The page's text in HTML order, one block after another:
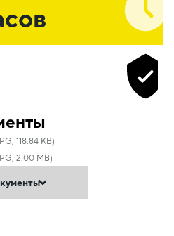
118.84 KB)
2.00 MB)